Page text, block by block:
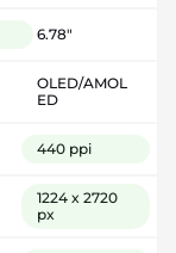
6.78"
OLED/AMOL
ED
440 ppi
1224 x 2720
px